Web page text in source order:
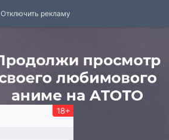
Отключить рекламу
18+